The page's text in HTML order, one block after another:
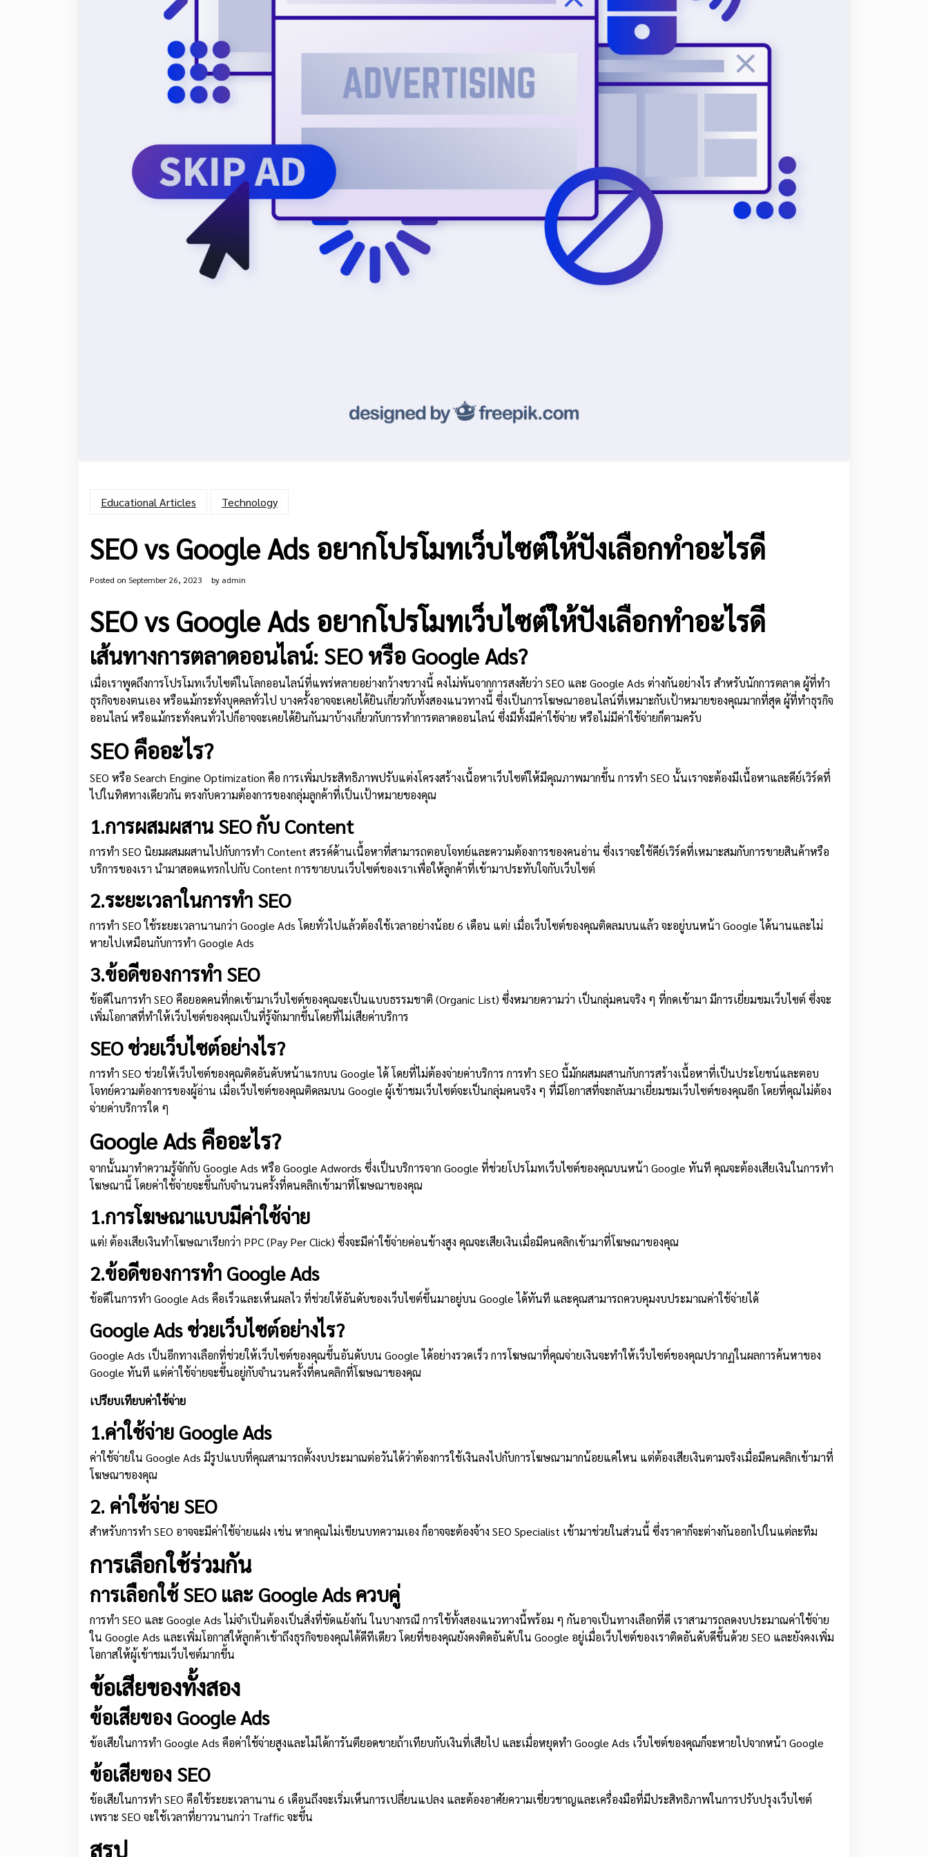
Educational Articles Technology
SEO vs Google Ads อยากโปรโมทเว็บไซต์ให้ปังเลือกทำอะไรดี
Posted on September 26, 2023 by admin
SEO vs Google Ads อยากโปรโมทเว็บไซต์ให้ปังเลือกทำอะไรดี
เส้นทางการตลาดออนไลน์: SEO หรือ Google Ads?
เมื่อเราพูดถึงการโปรโมทเว็บไซต์ในโลกออนไลน์ที่แพร่หลายอย่างกว้างขวางนี้ คงไม่พ้นจากการสงสัยว่า SEO และ Google Ads ต่างกันอย่างไร สำหรับนักการตลาด ผู้ที่ทำ
ธุรกิจของตนเอง หรือแม้กระทั่งบุคคลทั่วไป บางครั้งอาจจะเคยได้ยินเกี่ยวกับทั้งสองแนวทางนี้ ซึ่งเป็นการโฆษณาออนไลน์ที่เหมาะกับเป้าหมายของคุณมากที่สุด ผู้ที่ทำธุรกิจ
ออนไลน์ หรือแม้กระทั่งคนทั่วไปก็อาจจะเคยได้ยินกันมาบ้างเกี่ยวกับการทำการตลาดออนไลน์ ซึ่งมีทั้งมีค่าใช้จ่าย หรือไม่มีค่าใช้จ่ายก็ตามครับ
SEO คืออะไร?
SEO หรือ Search Engine Optimization คือ การเพิ่มประสิทธิภาพปรับแต่งโครงสร้างเนื้อหาเว็บไซต์ให้มีคุณภาพมากขึ้น การทำ SEO นั้นเราจะต้องมีเนื้อหาและคีย์เวิร์ดที่
ไปในทิศทางเดียวกัน ตรงกับความต้องการของกลุ่มลูกค้าที่เป็นเป้าหมายของคุณ
1.การผสมผสาน SEO กับ Content
การทำ SEO นิยมผสมผสานไปกับการทำ Content สรรค์ด้านเนื้อหาที่สามารถตอบโจทย์และความต้องการของคนอ่าน ซึ่งเราจะใช้คีย์เวิร์ดที่เหมาะสมกับการขายสินค้าหรือ
บริการของเรา นำมาสอดแทรกไปกับ Content การขายบนเว็บไซต์ของเราเพื่อให้ลูกค้าที่เข้ามาประทับใจกับเว็บไซต์
2.ระยะเวลาในการทำ SEO
การทำ SEO ใช้ระยะเวลานานกว่า Google Ads โดยทั่วไปแล้วต้องใช้เวลาอย่างน้อย 6 เดือน แต่! เมื่อเว็บไซต์ของคุณติดลมบนแล้ว จะอยู่บนหน้า Google ได้นานและไม่
หายไปเหมือนกับการทำ Google Ads
3.ข้อดีของการทำ SEO
ข้อดีในการทำ SEO คือยอดคนที่กดเข้ามาเว็บไซต์ของคุณจะเป็นแบบธรรมชาติ (Organic List) ซึ่งหมายความว่า เป็นกลุ่มคนจริง ๆ ที่กดเข้ามา มีการเยี่ยมชมเว็บไซต์ ซึ่งจะ
เพิ่มโอกาสที่ทำให้เว็บไซต์ของคุณเป็นที่รู้จักมากขึ้นโดยที่ไม่เสียค่าบริการ
SEO ช่วยเว็บไซต์อย่างไร?
การทำ SEO ช่วยให้เว็บไซต์ของคุณติดอันดับหน้าแรกบน Google ได้ โดยที่ไม่ต้องจ่ายค่าบริการ การทำ SEO นี้มักผสมผสานกับการสร้างเนื้อหาที่เป็นประโยชน์และตอบ
โจทย์ความต้องการของผู้อ่าน เมื่อเว็บไซต์ของคุณติดลมบน Google ผู้เข้าชมเว็บไซต์จะเป็นกลุ่มคนจริง ๆ ที่มีโอกาสที่จะกลับมาเยี่ยมชมเว็บไซต์ของคุณอีก โดยที่คุณไม่ต้อง
จ่ายค่าบริการใด ๆ
Google Ads คืออะไร?
จากนั้นมาทำความรู้จักกับ Google Ads หรือ Google Adwords ซึ่งเป็นบริการจาก Google ที่ช่วยโปรโมทเว็บไซต์ของคุณบนหน้า Google ทันที คุณจะต้องเสียเงินในการทำ
โฆษณานี้ โดยค่าใช้จ่ายจะขึ้นกับจำนวนครั้งที่คนคลิกเข้ามาที่โฆษณาของคุณ
1.การโฆษณาแบบมีค่าใช้จ่าย
แต่! ต้องเสียเงินทำโฆษณาเรียกว่า PPC (Pay Per Click) ซึ่งจะมีค่าใช้จ่ายค่อนข้างสูง คุณจะเสียเงินเมื่อมีคนคลิกเข้ามาที่โฆษณาของคุณ
2.ข้อดีของการทำ Google Ads
ข้อดีในการทำ Google Ads คือเร็วและเห็นผลไว ที่ช่วยให้อันดับของเว็บไซต์ขึ้นมาอยู่บน Google ได้ทันที และคุณสามารถควบคุมงบประมาณค่าใช้จ่ายได้
Google Ads ช่วยเว็บไซต์อย่างไร?
Google Ads เป็นอีกทางเลือกที่ช่วยให้เว็บไซต์ของคุณขึ้นอันดับบน Google ได้อย่างรวดเร็ว การโฆษณาที่คุณจ่ายเงินจะทำให้เว็บไซต์ของคุณปรากฏในผลการค้นหาของ
Google ทันที แต่ค่าใช้จ่ายจะขึ้นอยู่กับจำนวนครั้งที่คนคลิกที่โฆษณาของคุณ
เปรียบเทียบค่าใช้จ่าย
1.ค่าใช้จ่าย Google Ads
ค่าใช้จ่ายใน Google Ads มีรูปแบบที่คุณสามารถตั้งงบประมาณต่อวันได้ว่าต้องการใช้เงินลงไปกับการโฆษณามากน้อยแค่ไหน แต่ต้องเสียเงินตามจริงเมื่อมีคนคลิกเข้ามาที่
โฆษณาของคุณ
2. ค่าใช้จ่าย SEO
สำหรับการทำ SEO อาจจะมีค่าใช้จ่ายแฝง เช่น หากคุณไม่เขียนบทความเอง ก็อาจจะต้องจ้าง SEO Specialist เข้ามาช่วยในส่วนนี้ ซึ่งราคาก็จะต่างกันออกไปในแต่ละทีม
การเลือกใช้ร่วมกัน
การเลือกใช้ SEO และ Google Ads ควบคู่
การทำ SEO และ Google Ads ไม่จำเป็นต้องเป็นสิ่งที่ขัดแย้งกัน ในบางกรณี การใช้ทั้งสองแนวทางนี้พร้อม ๆ กันอาจเป็นทางเลือกที่ดี เราสามารถลดงบประมาณค่าใช้จ่าย
ใน Google Ads และเพิ่มโอกาสให้ลูกค้าเข้าถึงธุรกิจของคุณได้ดีทีเดียว โดยที่ของคุณยังคงติดอันดับใน Google อยู่เมื่อเว็บไซต์ของเราติดอันดับดีขึ้นด้วย SEO และยังคงเพิ่ม
โอกาสให้ผู้เข้าชมเว็บไซต์มากขึ้น
ข้อเสียของทั้งสอง
ข้อเสียของ Google Ads
ข้อเสียในการทำ Google Ads คือค่าใช้จ่ายสูงและไม่ได้การันตียอดขายถ้าเทียบกับเงินที่เสียไป และเมื่อหยุดทำ Google Ads เว็บไซต์ของคุณก็จะหายไปจากหน้า Google
ข้อเสียของ SEO
ข้อเสียในการทำ SEO คือใช้ระยะเวลานาน 6 เดือนถึงจะเริ่มเห็นการเปลี่ยนแปลง และต้องอาศัยความเชี่ยวชาญและเครื่องมือที่มีประสิทธิภาพในการปรับปรุงเว็บไซต์
เพราะ SEO จะใช้เวลาที่ยาวนานกว่า Traffic จะขึ้น
สรุป